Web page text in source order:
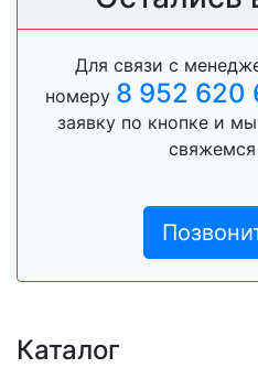
Для связи с
номеру 8 952 620
заявку по кнопке и
Каталог